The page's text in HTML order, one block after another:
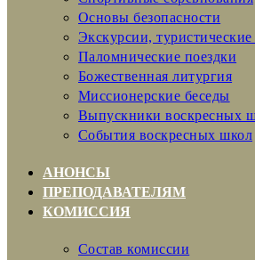
Основы безопасности
Экскурсии, туристические
Паломнические поездки
Божественная литургия
Миссионерские беседы
Выпускники воскресных
События воскресных школ
АНОНСЫ
ПРЕПОДАВАТЕЛЯМ
КОМИССИЯ
Состав комиссии